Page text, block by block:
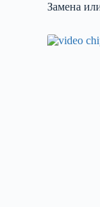
Замена